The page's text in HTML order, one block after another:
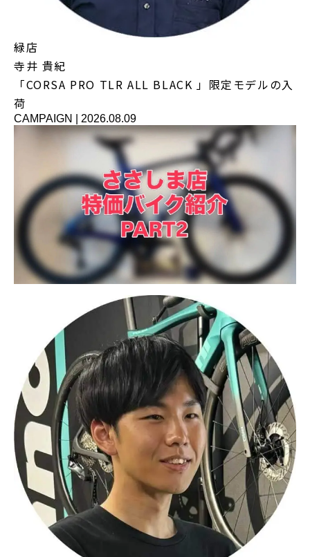
緑店
寺井 貴紀
「CORSA PRO TLR ALL BLACK 」限定モデルの入
荷
CAMPAIGN 2026.08.09